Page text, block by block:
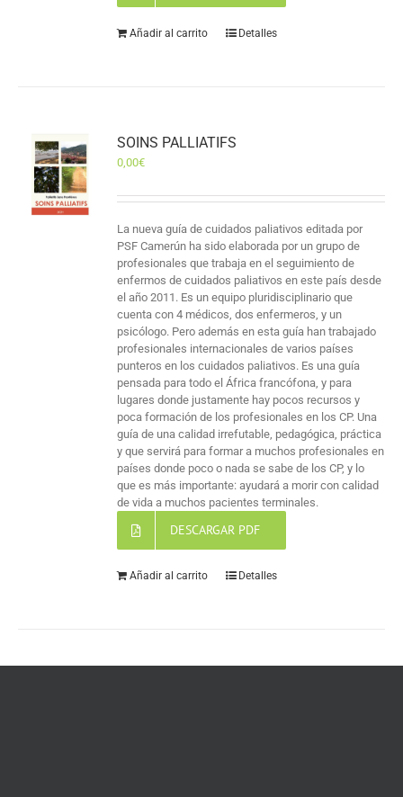
Añadir al carrito Detalles
SOINS PALLIATIFS
0,00€
La nueva guía de cuidados paliativos editada por
PSF Camerún ha sido elaborada por un grupo de
profesionales que trabaja en el seguimiento de
enfermos de cuidados paliativos en este país desde
el año 2011. Es un equipo pluridisciplinario que
cuenta con 4 médicos, dos enfermeros, y un
psicólogo. Pero además en esta guía han trabajado
profesionales internacionales de varios países
punteros en los cuidados paliativos. Es una guía
pensada para todo el África francófona, y para
lugares donde justamente hay pocos recursos y
poca formación de los profesionales en los CP. Una
guía de una calidad irrefutable, pedagógica, práctica
y que servirá para formar a muchos profesionales en
países donde poco o nada se sabe de los CP, y lo
que es más importante: ayudará a morir con calidad
de vida a muchos pacientes terminales.
DESCARGAR PDF
Añadir al carrito Detalles